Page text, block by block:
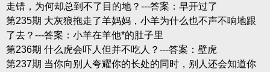
走错，为何却总到不了目的地？---答案：早开过了
第235期 大灰狼拖走了羊妈妈，小羊为什么也不声不响地跟
了去？---答案：小羊在羊他*的肚子里
第236期 什么虎会吓人但并不吃人？---答案：壁虎
第237期 当你向别人夸耀你的长处的同时，别人还会知道你